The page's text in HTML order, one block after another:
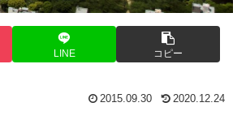
LINE コピー
2015.09.30 2020.12.24